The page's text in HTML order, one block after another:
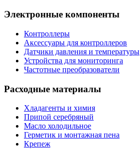
Электронные компоненты
Контроллеры
Аксессуары для контроллеров
Датчики давления и температуры
Устройства для мониторинга
Частотные преобразователи
Расходные материалы
Хладагенты и химия
Припой серебряный
Масло холодильное
Герметик и монтажная пена
Крепеж